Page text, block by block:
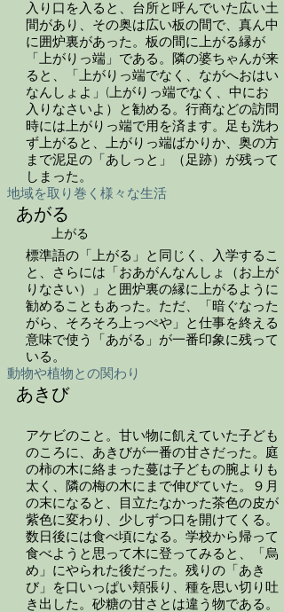
入り口を入ると、台所と呼んでいた広い土
間があり、その奥は広い板の間で、真ん中
に囲炉裏があった。板の間に上がる縁が
「上がりっ端」である。隣の婆ちゃんが来
ると、「上がりっ端でなく、ながへおはい
なんしょよ」(上がりっ端でなく、中にお
入りなさいよ）と勧める。行商などの訪問
時には上がりっ端で用を済ます。足も洗わ
ず上がると、上がりっ端ばかりか、奥の方
まで泥足の「あしっと」（足跡）が残って
しまった。
地域を取り巻く様々な生活
あがる
上がる
標準語の「上がる」と同じく、入学するこ
と、さらには「おあがんなんしょ（お上が
りなさい）」と囲炉裏の縁に上がるように
勧めることもあった。ただ、「暗ぐなった
がら、そろそろ上っぺや」と仕事を終える
意味で使う「あがる」が一番印象に残って
いる。
動物や植物との関わり
あきび
アケビのこと。甘い物に飢えていた子ども
のころに、あきびが一番の甘さだった。庭
の柿の木に絡まった蔓は子どもの腕よりも
太く、隣の梅の木にまで伸びていた。９月
の末になると、目立たなかった茶色の皮が
紫色に変わり、少しずつ口を開けてくる。
数日後には食べ頃になる。学校から帰って
食べようと思って木に登ってみると、「烏
め」にやられた後だった。残りの「あき
び」を口いっぱい頬張り、種を思い切り吐
き出した。砂糖の甘さとは違う物である。